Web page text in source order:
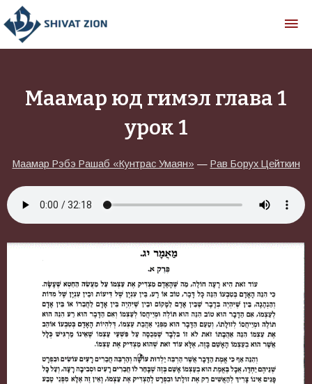
Маамар юд гимэл глава 1
урок 1
Маамар Рэбэ Рашаб «Кунтрас Умаян» — Рав Борух Цейткин